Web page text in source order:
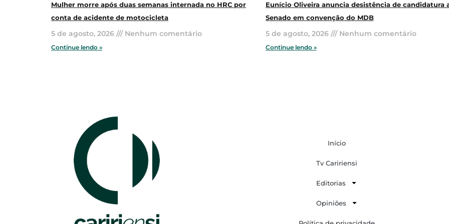
Mulher morre após duas semanas internada no HRC por
conta de acidente de motocicleta
5 de agosto, 2026 Nenhum comentário
Continue lendo »
Eunício Oliveira anuncia desistência de candidatura
Senado em convenção do MDB
5 de agosto, 2026 Nenhum comentário
Continue lendo »
Início
Tv Caririensi
Editorias
Opiniões